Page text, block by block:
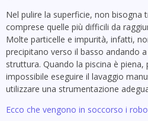
Nel pulire la superficie, non bisogna
comprese quelle più difficili da
Molte particelle e impurità, infatti,
precipitano verso il basso andando
struttura. Quando la piscina è piena,
impossibile eseguire il lavaggio
utilizzare una strumentazione
Ecco che vengono in soccorso i